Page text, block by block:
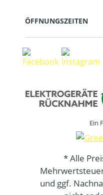
ÖFFNUNGSZEITEN
Ein
* Alle
und ggf.